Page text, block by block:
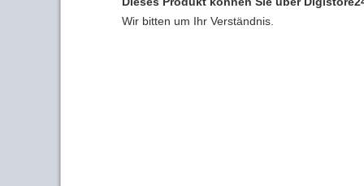
Wir bitten um Ihr Verständnis.